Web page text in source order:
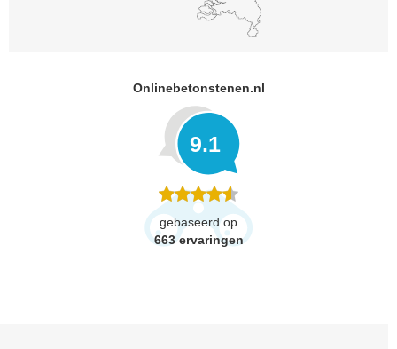
Onlinebetonstenen.nl
9.1
gebaseerd op
663 ervaringen